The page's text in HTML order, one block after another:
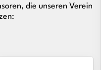
die unseren Verein